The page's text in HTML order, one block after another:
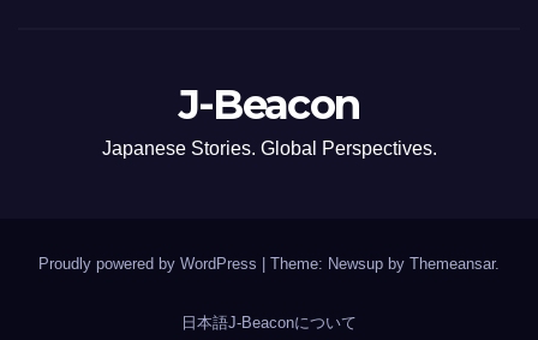
J-Beacon
Japanese Stories. Global Perspectives.
Proudly powered by WordPress Theme: Newsup by Themeansar.
日本語J-Beaconについて